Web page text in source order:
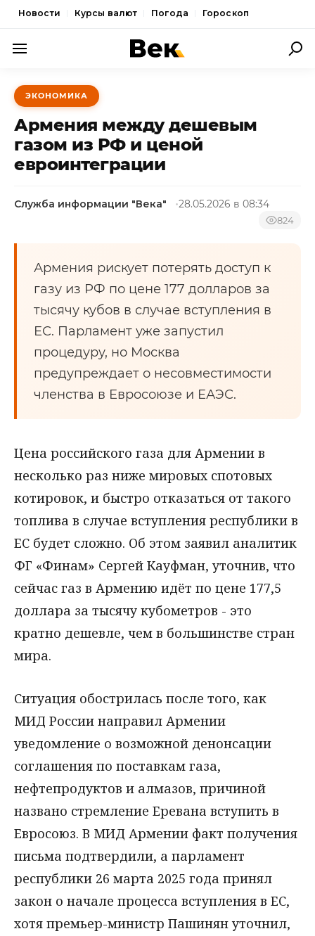
Новости Курсы валют Погода Гороскоп
ПОЛИТИКА
ЭКОНОМИКА
ОБЩЕСТВО
СПОРТ
ЭКОНОМИКА
Армения между дешевым
газом из РФ и ценой
евроинтеграции
Служба информации "Века" 28.05.2026 в 08:34
824
Армения рискует потерять доступ к
газу из РФ по цене 177 долларов за
тысячу кубов в случае вступления в
ЕС. Парламент уже запустил
процедуру, но Москва
предупреждает о несовместимости
членства в Евросоюзе и ЕАЭС.
Цена российского газа для Армении в
несколько раз ниже мировых спотовых
котировок, и быстро отказаться от такого
топлива в случае вступления республики в
ЕС будет сложно. Об этом заявил аналитик
ФГ «Финам» Сергей Кауфман, уточнив, что
сейчас газ в Армению идёт по цене 177,5
доллара за тысячу кубометров - это
кратно дешевле, чем в большинстве стран
мира.
Ситуация обострилась после того, как
МИД России направил Армении
уведомление о возможной денонсации
соглашения по поставкам газа,
нефтепродуктов и алмазов, причиной
названо стремление Еревана вступить в
Евросоюз. В МИД Армении факт получения
письма подтвердили, а парламент
республики 26 марта 2025 года принял
закон о начале процесса вступления в ЕС,
хотя премьер-министр Пашинян уточнил,